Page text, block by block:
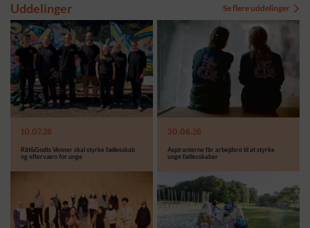
Uddelinger Se flere uddelinger
10.07.26
Råt&Godts Venner skal styrke fællesskab
og efterværn for unge
Modtager:
Støttebeløb i alt:
30.06.26
Aspiranterne får arbejdsro til at styrke
unge fællesskaber
Modtager:
Støttebeløb i alt:
Modtager:C:NTACT
Støttebeløb i alt:6.000.000 kr.